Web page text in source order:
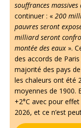
souffrances
continuer : « 200
pauvres seront
milliard seront
montée des eaux ».
des accords de
majorité des pays
les chaleurs ont été
moyennes de 1900.
+2°C avec pour
2026, et ce n’est